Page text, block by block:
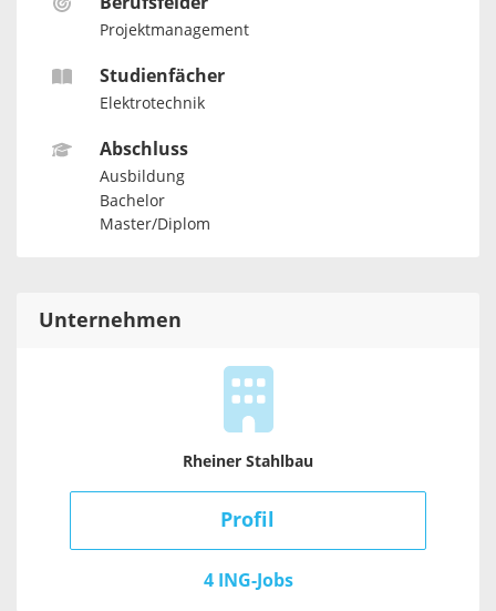
Projektmanagement
Studienfächer
Elektrotechnik
Abschluss
Ausbildung
Bachelor
Master/Diplom
Unternehmen
Rheiner Stahlbau
Profil
4 ING-Jobs